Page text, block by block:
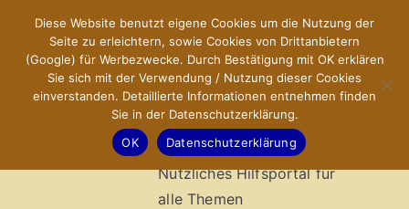
springen
X-Sites.de
–
Hilfsportal
Nützliches Hilfsportal für
alle Themen
Diese Website benutzt eigene Cookies um die Nutzung der
Seite zu erleichtern, sowie Cookies von Drittanbietern
(Google) für Werbezwecke. Durch Bestätigung mit OK erklären
Sie sich mit der Verwendung / Nutzung dieser Cookies
einverstanden. Detaillierte Informationen entnehmen finden
Sie in der Datenschutzerklärung.
OK
Datenschutzerklärung